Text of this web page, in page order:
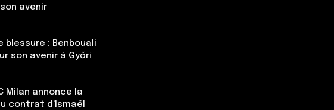
avenir
blessure : Benbouali
son avenir à Győri
Milan annonce la
contrat d’Ismaël